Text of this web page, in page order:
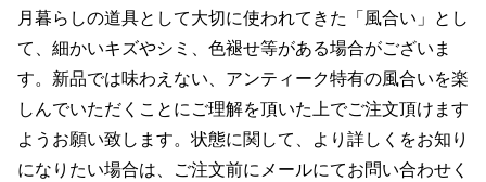
月暮らしの道具として大切に使われてきた「風合い」とし
て、細かいキズやシミ、色褪せ等がある場合がございま
す。新品では味わえない、アンティーク特有の風合いを楽
しんでいただくことにご理解を頂いた上でご注文頂けます
ようお願い致します。状態に関して、より詳しくをお知り
になりたい場合は、ご注文前にメールにてお問い合わせく